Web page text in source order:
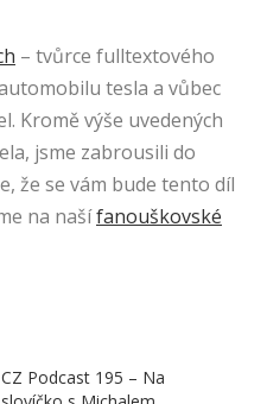
– tvůrce fulltextového
tesla a vůbec
Kromě výše uvedených
jsme zabrousili do
že se vám bude tento díl
na našífanouškovské
CZ Podcast 195 – Na